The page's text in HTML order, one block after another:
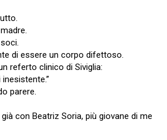
di essere un corpo difettoso.
referto clinico di Siviglia:
parere.
con Beatriz Soria, più giovane di me